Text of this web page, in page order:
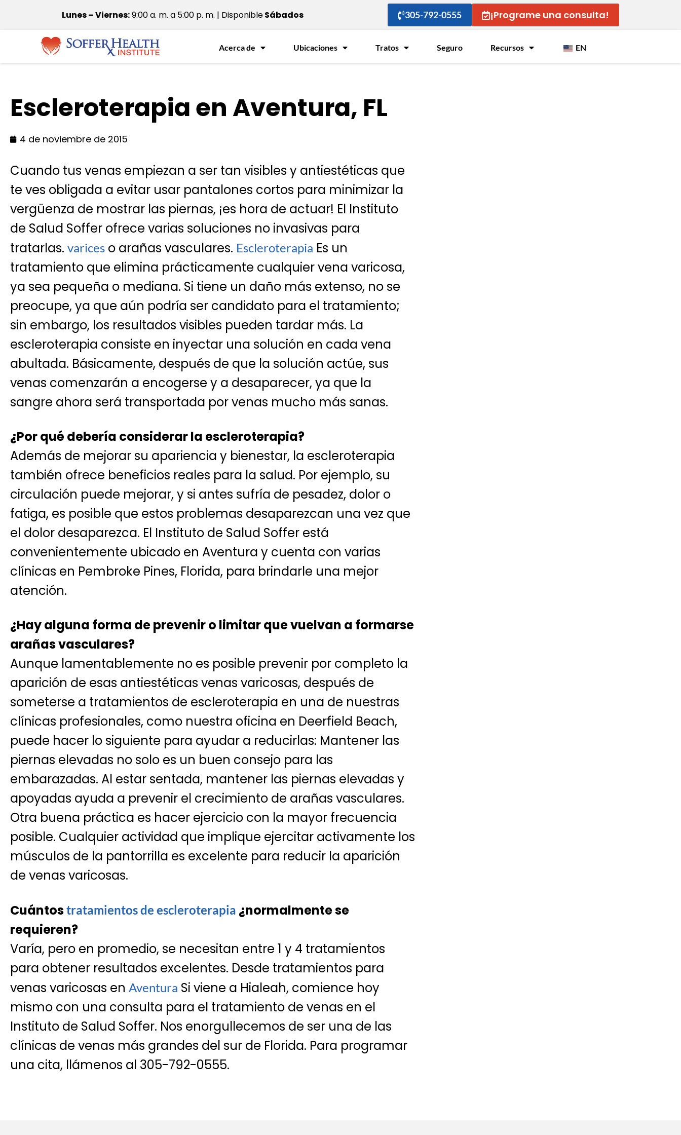
Lunes – Viernes:9:00 a. m. a 5:00 p. m. | DisponibleSábados ¡Programe una consulta!
305-792-0555
Acerca de Ubicaciones Tratos Seguro Recursos EN
Escleroterapia en Aventura, FL
4 de noviembre de 2015
Cuando tus venas empiezan a ser tan visibles y antiestéticas que
te ves obligada a evitar usar pantalones cortos para minimizar la
vergüenza de mostrar las piernas, ¡es hora de actuar! El Instituto
de Salud Soffer ofrece varias soluciones no invasivas para
tratarlas. varices o arañas vasculares. Escleroterapia Es un
tratamiento que elimina prácticamente cualquier vena varicosa,
ya sea pequeña o mediana. Si tiene un daño más extenso, no se
preocupe, ya que aún podría ser candidato para el tratamiento;
sin embargo, los resultados visibles pueden tardar más. La
escleroterapia consiste en inyectar una solución en cada vena
abultada. Básicamente, después de que la solución actúe, sus
venas comenzarán a encogerse y a desaparecer, ya que la
sangre ahora será transportada por venas mucho más sanas.
¿Por qué debería considerar la escleroterapia?
Además de mejorar su apariencia y bienestar, la escleroterapia
también ofrece beneficios reales para la salud. Por ejemplo, su
circulación puede mejorar, y si antes sufría de pesadez, dolor o
fatiga, es posible que estos problemas desaparezcan una vez que
el dolor desaparezca. El Instituto de Salud Soffer está
convenientemente ubicado en Aventura y cuenta con varias
clínicas en Pembroke Pines, Florida, para brindarle una mejor
atención.
¿Hay alguna forma de prevenir o limitar que vuelvan a formarse
arañas vasculares?
Aunque lamentablemente no es posible prevenir por completo la
aparición de esas antiestéticas venas varicosas, después de
someterse a tratamientos de escleroterapia en una de nuestras
clínicas profesionales, como nuestra oficina en Deerfield Beach,
puede hacer lo siguiente para ayudar a reducirlas: Mantener las
piernas elevadas no solo es un buen consejo para las
embarazadas. Al estar sentada, mantener las piernas elevadas y
apoyadas ayuda a prevenir el crecimiento de arañas vasculares.
Otra buena práctica es hacer ejercicio con la mayor frecuencia
posible. Cualquier actividad que implique ejercitar activamente los
músculos de la pantorrilla es excelente para reducir la aparición
de venas varicosas.
Cuántostratamientos de escleroterapia ¿normalmente se
requieren?
Varía, pero en promedio, se necesitan entre 1 y 4 tratamientos
para obtener resultados excelentes. Desde tratamientos para
venas varicosas en Aventura Si viene a Hialeah, comience hoy
mismo con una consulta para el tratamiento de venas en el
Instituto de Salud Soffer. Nos enorgullecemos de ser una de las
clínicas de venas más grandes del sur de Florida. Para programar
una cita, llámenos al 305-792-0555.